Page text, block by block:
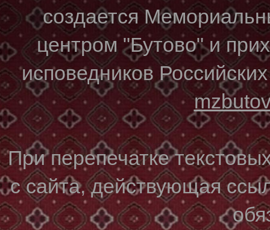
создается
центром "Бутово" и
исповедников
При перепечатке
с сайта, действующая